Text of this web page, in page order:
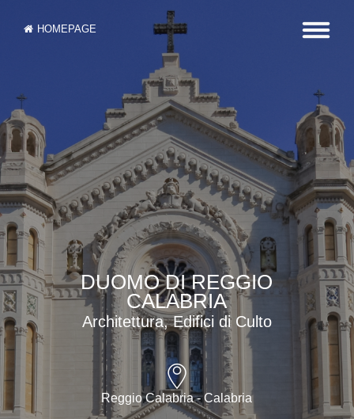
HOMEPAGE
DUOMO DI REGGIO
CALABRIA
Architettura, Edifici di Culto
Reggio Calabria - Calabria